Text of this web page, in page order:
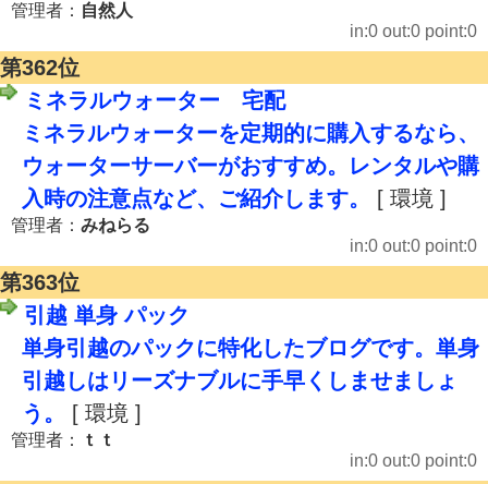
管理者： 自然人
in:0 out:0 point:0
第362位
ミネラルウォーター 宅配
ミネラルウォーターを定期的に購入するなら、
ウォーターサーバーがおすすめ。レンタルや購
入時の注意点など、ご紹介します。
[ 環境 ]
管理者： みねらる
in:0 out:0 point:0
第363位
引越 単身 パック
単身引越のパックに特化したブログです。単身
引越しはリーズナブルに手早くしませましょ
う。
[ 環境 ]
管理者：
ｔｔ
in:0 out:0 point:0